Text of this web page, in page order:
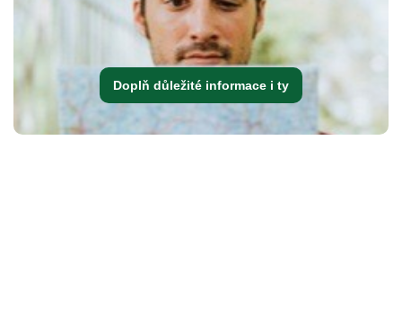
Doplň důležité informace i ty